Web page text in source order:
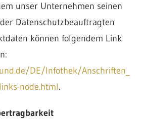
unser Unternehmen seinen
Datenschutzbeauftragten
können folgendem Link
DE/Infothek/Anschriften_
node.html.